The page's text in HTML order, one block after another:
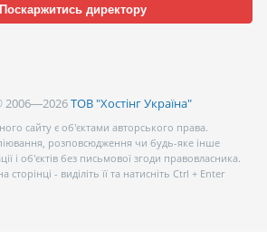
директору
2006—2026ТОВ "Хостінг Україна"
сайту є об’єктами авторського права.
розповсюдження чи будь-яке інше
і об’єктів без письмової згоди правовласника.
- виділіть її та натисніть Ctrl + Enter